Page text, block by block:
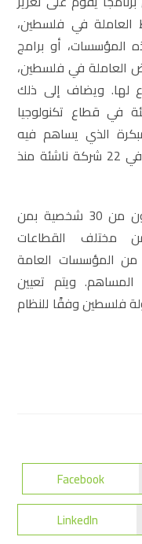
العاملة في فلسطين،
المؤسسات، أو برامج
العاملة في فلسطين،
لها. ويضاف إلى ذلك
في قطاع تكنولوجيا
الذي يساهم فيه
صندوق الاستثمار وقد استثمر “ابتكار” في 22 شركة ناشئة منذ
يذكر أن الهيئة العامة للصندوق تتكون من 30 شخصية بمن
مختلف القطاعات
المؤسسات العامة
ويتم تعيين
فلسطين وفقًا للنظام
Facebook
LinkedIn